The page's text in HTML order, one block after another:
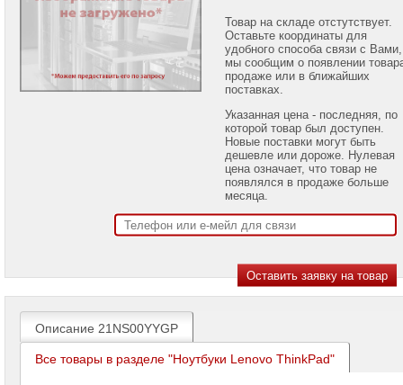
Проекторы
проекторов
MSI
Ноутбуки
Acer
Товар на складе отстутствует.
Оставьте координаты для
удобного способа связи с Вами,
мы сообщим о появлении
продаже или в ближайших
поставках.
Указанная цена - последняя, по
которой товар был доступен.
Новые поставки могут быть
дешевле или дороже. Нулевая
цена означает, что товар не
появлялся в продаже больше
месяца.
Описание 21NS00YYGP
Все товары в разделе "Ноутбуки Lenovo ThinkPad"